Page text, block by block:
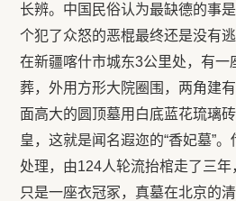
长辨。中国民俗认为最缺德的事
个犯了众怒的恶棍最终还是没有逃
在新疆喀什市城东3公里处，有一
葬，外用方形大院圈围，两角建
面高大的圆顶墓用白底蓝花琉璃
皇，这就是闻名遐迩的“香妃墓”
处理，由124人轮流抬棺走了三
只是一座衣冠冢，真墓在北京的